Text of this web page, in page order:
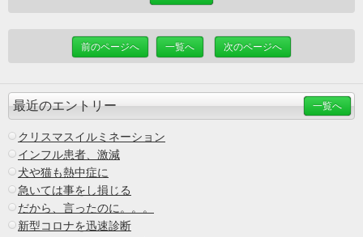
前のページへ 一覧へ 次のページへ
最近のエントリー 一覧へ
クリスマスイルミネーション
インフル患者、激減
犬や猫も熱中症に
急いては事をし損じる
だから、言ったのに。。。
新型コロナを迅速診断